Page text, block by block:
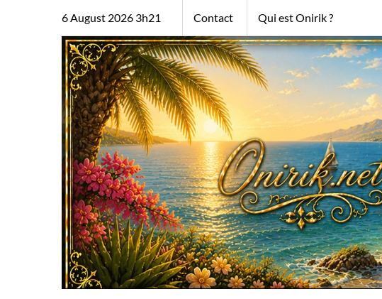
6 August 2026 3h21 Contact Qui est Onirik ?